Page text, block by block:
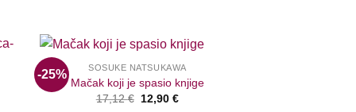
-25% SOSUKE NATSUKAWA
Mačak koji je spasio knjige
17,12€ Izvorna
12,90€Trenutna